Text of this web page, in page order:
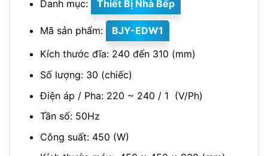
Danh mục: Thiết Bị Nhà Bếp
Mã sản phẩm:
BJY-EDW1
Kích thước đĩa: 240 đến 310 (mm)
Số lượng: 30 (chiếc)
Điện áp / Pha: 220 ~ 240 / 1 (V/Ph)
Tần số: 50Hz
Công suất: 450 (W)